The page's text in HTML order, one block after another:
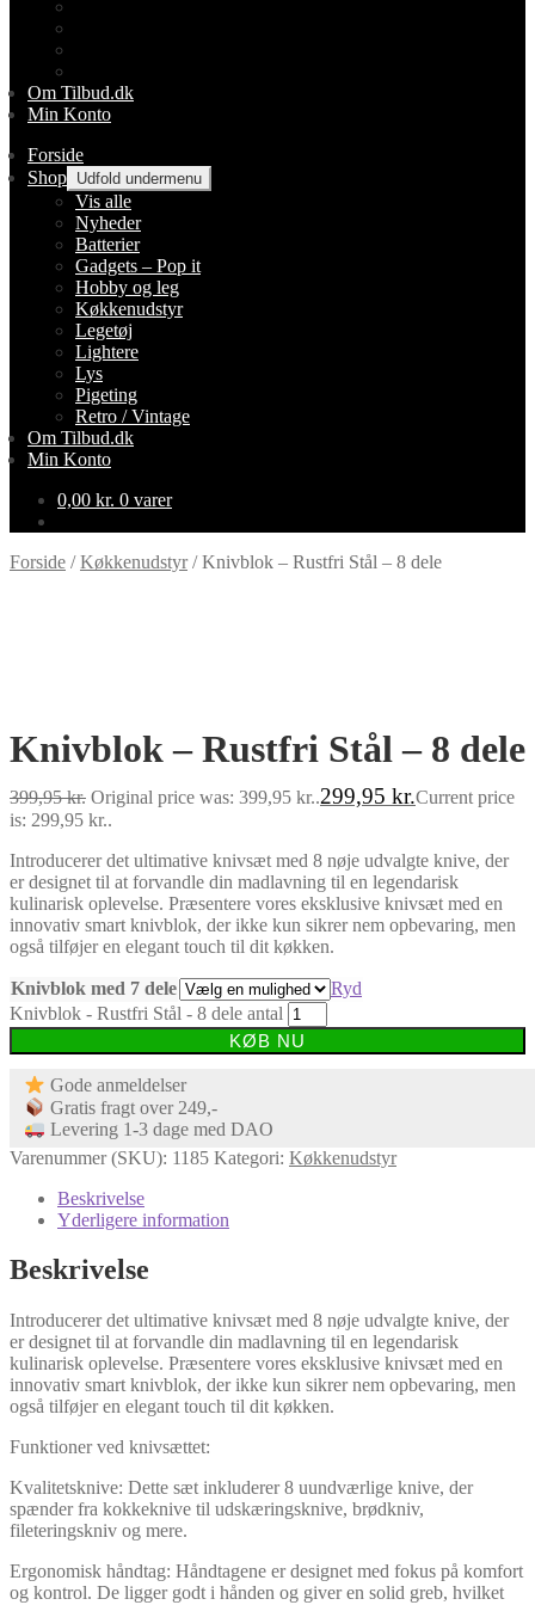
Om Tilbud.dk
Min Konto
Forside
Shop Udfold undermenu
Vis alle
Nyheder
Batterier
Gadgets – Pop it
Hobby og leg
Køkkenudstyr
Legetøj
Lightere
Lys
Pigeting
Retro / Vintage
Om Tilbud.dk
Min Konto
0,00 kr. 0 varer
Forside /Køkkenudstyr/Knivblok – Rustfri Stål – 8 dele
Knivblok – Rustfri Stål – 8 dele
399,95kr. Original price was: 399,95 kr..299,95 kr.Current price
is: 299,95 kr..
Introducerer det ultimative knivsæt med 8 nøje udvalgte knive, der
er designet til at forvandle din madlavning til en legendarisk
kulinarisk oplevelse. Præsentere vores eksklusive knivsæt med en
innovativ smart knivblok, der ikke kun sikrer nem opbevaring, men
også tilføjer en elegant touch til dit køkken.
Knivblok med 7 dele
Ryd
Knivblok - Rustfri Stål - 8 dele antal
KØB NU
Gode anmeldelser
Gratis fragt over 249,-
Levering 1-3 dage med DAO
Varenummer (SKU): 1185 Kategori: Køkkenudstyr
Beskrivelse
Yderligere information
Beskrivelse
Introducerer det ultimative knivsæt med 8 nøje udvalgte knive, der
er designet til at forvandle din madlavning til en legendarisk
kulinarisk oplevelse. Præsentere vores eksklusive knivsæt med en
innovativ smart knivblok, der ikke kun sikrer nem opbevaring, men
også tilføjer en elegant touch til dit køkken.
Funktioner ved knivsættet:
Kvalitetsknive: Dette sæt inkluderer 8 uundværlige knive, der
spænder fra kokkeknive til udskæringsknive, brødkniv,
fileteringskniv og mere.
Ergonomisk håndtag: Håndtagene er designet med fokus på komfort
og kontrol. De ligger godt i hånden og giver en solid greb, hvilket